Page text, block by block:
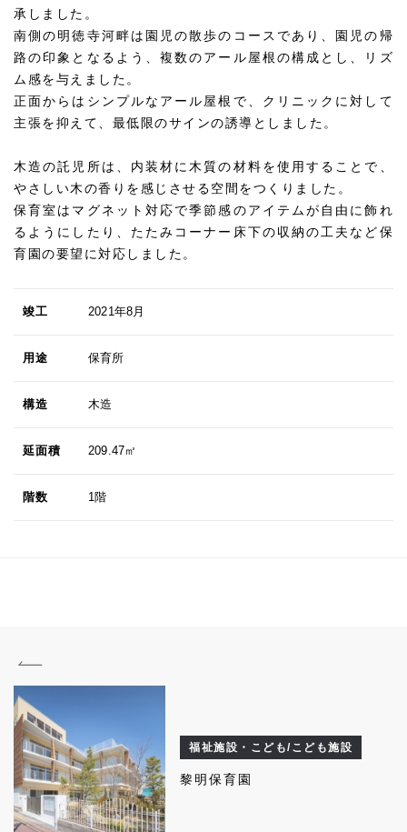
承しました。
南側の明徳寺河畔は園児の散歩のコースであり、園児の帰
路の印象となるよう、複数のアール屋根の構成とし、リズ
ム感を与えました。
正面からはシンプルなアール屋根で、クリニックに対して
主張を抑えて、最低限のサインの誘導としました。
木造の託児所は、内装材に木質の材料を使用することで、
やさしい木の香りを感じさせる空間をつくりました。
保育室はマグネット対応で季節感のアイテムが自由に飾れ
るようにしたり、たたみコーナー床下の収納の工夫など保
育園の要望に対応しました。
竣工 2021年8月
用途 保育所
構造 木造
延面積 209.47㎡
階数 1階
福祉施設・こども/こども施設
黎明保育園